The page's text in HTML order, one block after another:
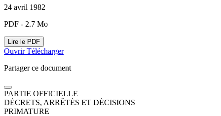
24 avril 1982
PDF - 2.7 Mo
Lire le PDF
OuvrirTélécharger
Partager ce document
PARTIE OFFICIELLE
DÉCRETS, ARRÊTÉS ET DÉCISIONS
PRIMATURE